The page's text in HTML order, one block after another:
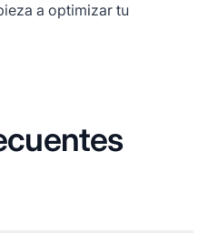
a optimizar tu